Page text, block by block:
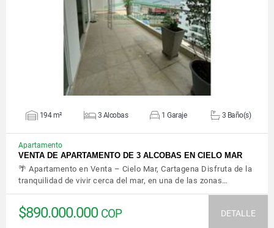
VER DETALLES
194 m² 3 Alcobas 1 Garaje 3 Baño(s)
Apartamento
VENTA DE APARTAMENTO DE 3 ALCOBAS EN CIELO MAR
🌴 Apartamento en Venta – Cielo Mar, Cartagena Disfruta de la
tranquilidad de vivir cerca del mar, en una de las zonas…
$890.000.000 COP DETALLE